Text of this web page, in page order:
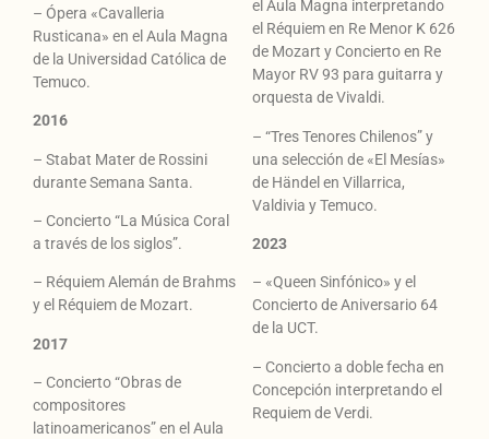
– Ópera «Cavalleria
Rusticana» en el Aula Magna
de la Universidad Católica de
Temuco.
2016
– Stabat Mater de Rossini
durante Semana Santa.
– Concierto “La Música Coral
a través de los siglos”.
– Réquiem Alemán de Brahms
y el Réquiem de Mozart.
2017
– Concierto “Obras de
compositores
latinoamericanos” en el Aula
el Aula Magna interpretando
el Réquiem en Re Menor K 626
de Mozart y Concierto en Re
Mayor RV 93 para guitarra y
orquesta de Vivaldi.
– “Tres Tenores Chilenos” y
una selección de «El Mesías»
de Händel en Villarrica,
Valdivia y Temuco.
2023
– «Queen Sinfónico» y el
Concierto de Aniversario 64
de la UCT.
– Concierto a doble fecha en
Concepción interpretando el
Requiem de Verdi.